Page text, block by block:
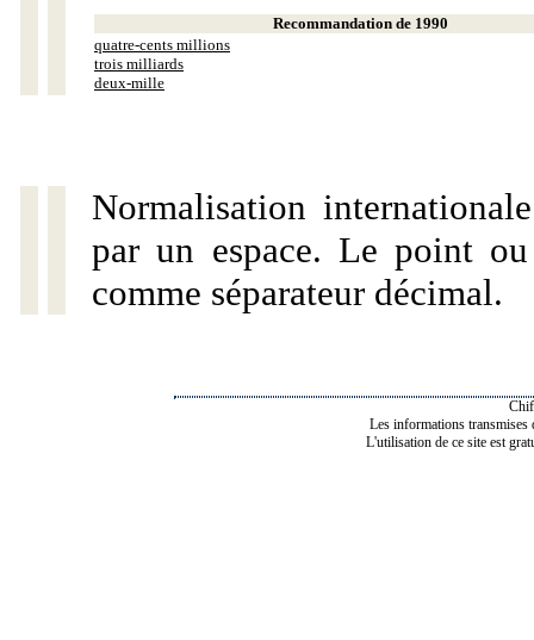
Recommandation de 1990
quatre-cents millions
trois milliards
deux-mille
Normalisation
par un espace. Le point
comme séparateur décimal.
Les informations transmises
L'utilisation de ce site est